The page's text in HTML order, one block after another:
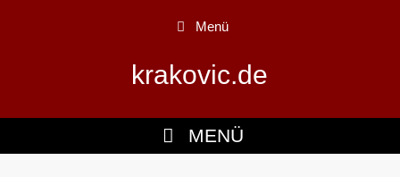
Menü
krakovic.de
MENÜ